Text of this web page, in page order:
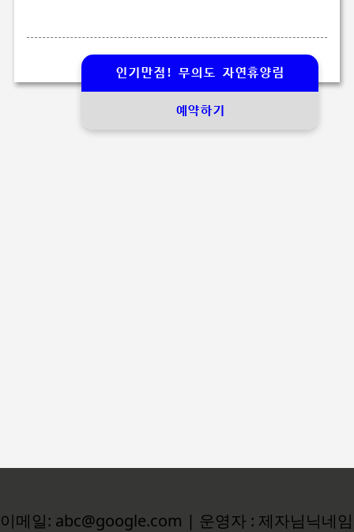
인기만점! 무의도 자연휴양림
예약하기
이메일: abc@google.com | 운영자 : 제자님닉네임